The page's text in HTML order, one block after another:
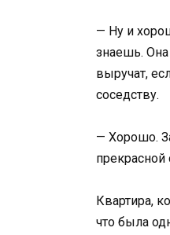
— Ну и
знаешь.
выручат,
соседству.
— Хорошо.
Квартира,
что была